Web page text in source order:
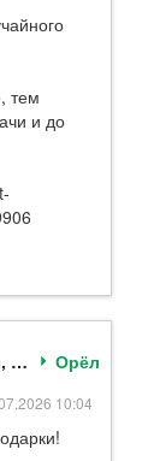
тем
и до
«СУПЕР ПИЦЦА ПЛЮС» г. Орел, Брянск. Орёл
10:04